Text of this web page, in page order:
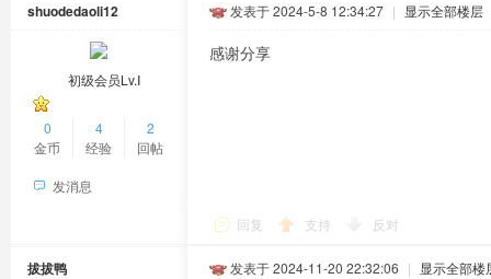
shuodedaoli12
初级会员Lv.Ⅰ
0
金币
4
经验
2
回帖
发消息
发表于 2024-5-8 12:34:27 | 显示全部楼层
感谢分享
回复 支持 反对
拔拔鸭 发表于 2024-11-20 22:32:06 | 显示全部楼